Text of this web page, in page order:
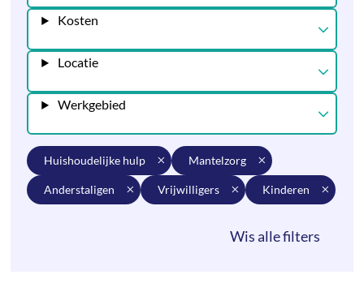
Kosten
Locatie
Werkgebied
huishoudelijke hulp mantelzorg
anderstaligen vrijwilligers kinderen